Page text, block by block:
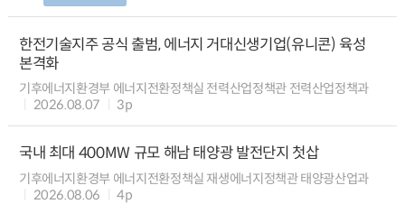
한전기술지주 공식 출범, 에너지 거대신생기업(유니콘) 육성
본격화
기후에너지환경부 에너지전환정책실 전력산업정책관 전력산업정책과
2026.08.07
3p
국내 최대 400MW 규모 해남 태양광 발전단지 첫삽
기후에너지환경부 에너지전환정책실 재생에너지정책관 태양광산업과
2026.08.06
4p